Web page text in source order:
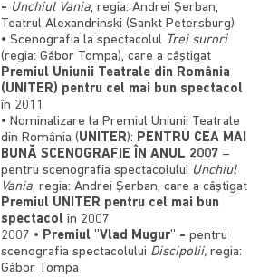
- Unchiul Vania, regia: Andrei Şerban,
Teatrul Alexandrinski (Sankt Petersburg)
• Scenografia la spectacolul Trei surori
(regia: Gábor Tompa), care a câştigat
Premiul Uniunii Teatrale din România
(UNITER) pentru cel mai bun spectacol
în 2011
• Nominalizare la Premiul Uniunii Teatrale
din România (UNITER): PENTRU CEA MAI
BUNĂ SCENOGRAFIE ÎN ANUL 2007 –
pentru scenografia spectacolului Unchiul
Vania, regia: Andrei Şerban, care a câştigat
Premiul UNITER pentru cel mai bun
spectacol în 2007
2007 • Premiul "Vlad Mugur" - pentru
scenografia spectacolului Discipolii, regia:
Gábor Tompa